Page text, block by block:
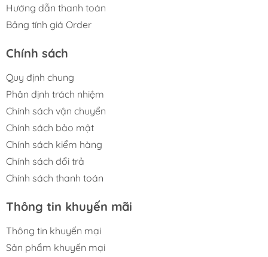
Hướng dẫn thanh toán
Bảng tính giá Order
Chính sách
Quy định chung
Phân định trách nhiệm
Chính sách vận chuyển
Chính sách bảo mật
Chính sách kiểm hàng
Chính sách đổi trả
Chính sách thanh toán
Thông tin khuyến mãi
Thông tin khuyến mại
Sản phẩm khuyến mại